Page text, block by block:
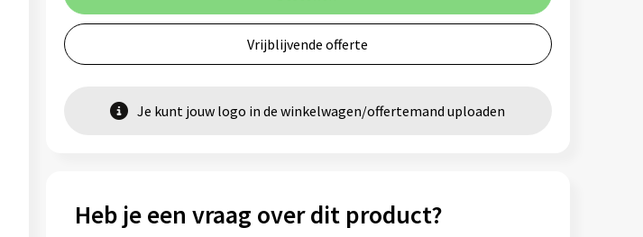
Vrijblijvende offerte
Je kunt jouw logo in de winkelwagen/offertemand uploaden
Heb je een vraag over dit product?